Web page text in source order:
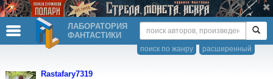
ЛАБОРАТОРИЯ
ФАНТАСТИКИ
расширенный
поиск по жанру
Rastafary7319